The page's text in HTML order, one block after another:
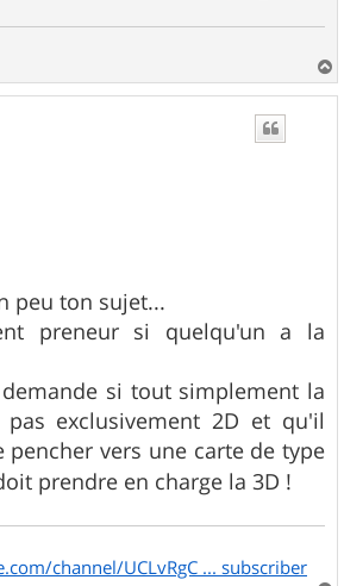
a
u
peu ton sujet...
preneur si quelqu'un a la
si tout simplement la
pas exclusivement 2D et qu'il
vers une carte de type
prendre en charge la 3D !
channel/UCLvRgC ... subscriber